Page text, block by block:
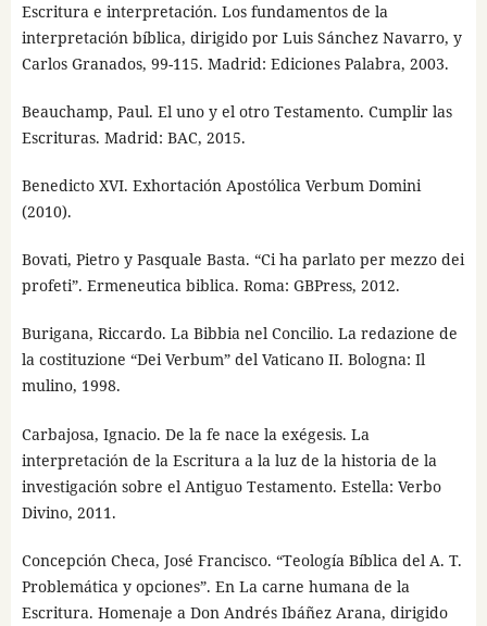
Escritura e interpretación. Los fundamentos de la
interpretación bíblica, dirigido por Luis Sánchez Navarro, y
Carlos Granados, 99-115. Madrid: Ediciones Palabra, 2003.
Beauchamp, Paul. El uno y el otro Testamento. Cumplir las
Escrituras. Madrid: BAC, 2015.
Benedicto XVI. Exhortación Apostólica Verbum Domini
(2010).
Bovati, Pietro y Pasquale Basta. “Ci ha parlato per mezzo dei
profeti”. Ermeneutica biblica. Roma: GBPress, 2012.
Burigana, Riccardo. La Bibbia nel Concilio. La redazione de
la costituzione “Dei Verbum” del Vaticano II. Bologna: Il
mulino, 1998.
Carbajosa, Ignacio. De la fe nace la exégesis. La
interpretación de la Escritura a la luz de la historia de la
investigación sobre el Antiguo Testamento. Estella: Verbo
Divino, 2011.
Concepción Checa, José Francisco. “Teología Bíblica del A. T.
Problemática y opciones”. En La carne humana de la
Escritura. Homenaje a Don Andrés Ibáñez Arana, dirigido